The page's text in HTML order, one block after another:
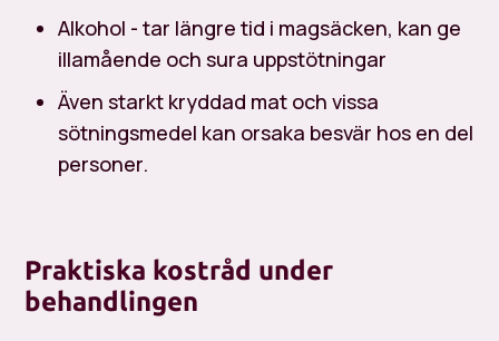
Alkohol - tar längre tid i magsäcken, kan ge
illamående och sura uppstötningar
Även starkt kryddad mat och vissa
sötningsmedel kan orsaka besvär hos en del
personer.
Praktiska kostråd under
behandlingen